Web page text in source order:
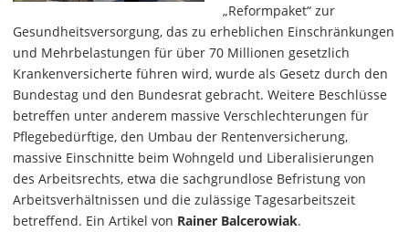
„Reformpaket“ zur
Gesundheitsversorgung, das zu erheblichen Einschränkungen
und Mehrbelastungen für über 70 Millionen gesetzlich
Krankenversicherte führen wird, wurde als Gesetz durch den
Bundestag und den Bundesrat gebracht. Weitere Beschlüsse
betreffen unter anderem massive Verschlechterungen für
Pflegebedürftige, den Umbau der Rentenversicherung,
massive Einschnitte beim Wohngeld und Liberalisierungen
des Arbeitsrechts, etwa die sachgrundlose Befristung von
Arbeitsverhältnissen und die zulässige Tagesarbeitszeit
betreffend. Ein Artikel von Rainer Balcerowiak.